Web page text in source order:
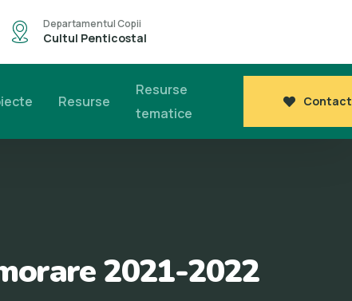
Departamentul Copii
Cultul Penticostal
Resurse
Resurse
tematice
Contact
2021-2022